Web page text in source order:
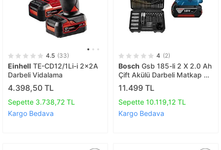
4.5 (33)
Einhell TE-CD12/1Li-i 2x2A
Darbeli Vidalama
4.398,50 TL
Sepette 3.738,72 TL
Kargo Bedava
4 (2)
Bosch Gsb 185-li 2 X 2.0 Ah
Çift Akülü Darbeli Matkap +
103 Parça V-line Karışık Uç
Seti
11.499 TL
Sepette 10.119,12 TL
Kargo Bedava